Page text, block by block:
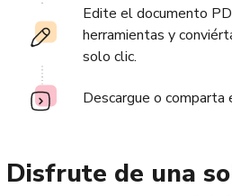
Edite el documento
herramientas y
solo clic.
Descargue o comparta
Disfrute de una